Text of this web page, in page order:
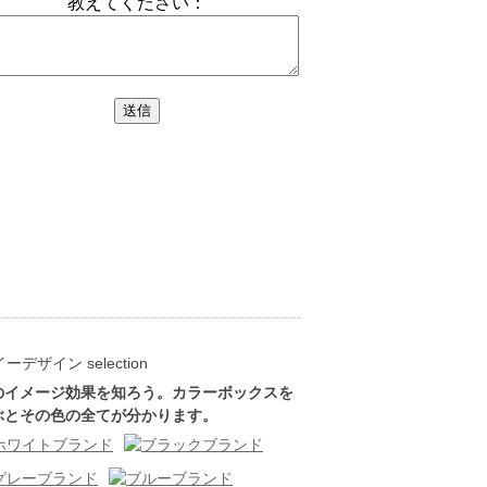
イメージ効果を知ろう。カラーボックスを
とその色の全てが分かります。